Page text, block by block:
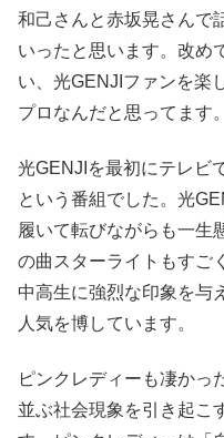
和己さんと赤坂晃さんで
いったと思います。改め
い、光GENJIファンを楽
プロなんだと思ってます。
光GENJIを最初にテレビ
という番組でした。光
履いて転びながらも一生
の曲スターライトもすご
中高生に強烈な印象を与
人気を博しています。
ピンクレディーも凄かっ
並ぶ社会現象を引き起こ